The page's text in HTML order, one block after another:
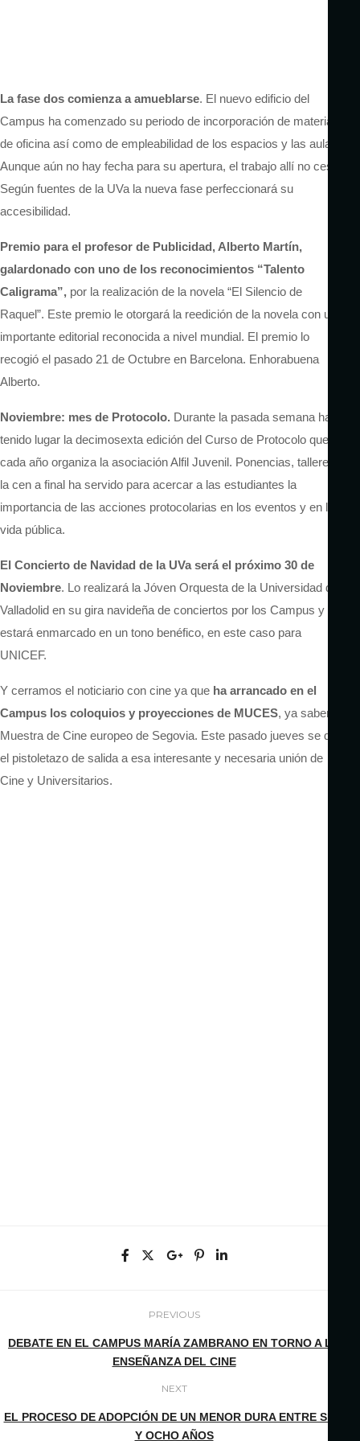
La fase dos comienza a amueblarse. El nuevo edificio del
Campus ha comenzado su periodo de incorporación de material
de oficina así como de empleabilidad de los espacios y las aulas.
Aunque aún no hay fecha para su apertura, el trabajo allí no cesa.
Según fuentes de la UVa la nueva fase perfeccionará su
accesibilidad.
Premio para el profesor de Publicidad, Alberto Martín,
galardonado con uno de los reconocimientos “Talento
Caligrama”, por la realización de la novela “El Silencio de
Raquel”. Este premio le otorgará la reedición de la novela con una
importante editorial reconocida a nivel mundial. El premio lo
recogió el pasado 21 de Octubre en Barcelona. Enhorabuena
Alberto.
Noviembre: mes de Protocolo. Durante la pasada semana ha
tenido lugar la decimosexta edición del Curso de Protocolo que
cada año organiza la asociación Alfil Juvenil. Ponencias, talleres y
la cen a final ha servido para acercar a las estudiantes la
importancia de las acciones protocolarias en los eventos y en la
vida pública.
El Concierto de Navidad de la UVa será el próximo 30 de
Noviembre. Lo realizará la Jóven Orquesta de la Universidad de
Valladolid en su gira navideña de conciertos por los Campus y
estará enmarcado en un tono benéfico, en este caso para
UNICEF.
Y cerramos el noticiario con cine ya que ha arrancado en el
Campus los coloquios y proyecciones de MUCES, ya saben, la
Muestra de Cine europeo de Segovia. Este pasado jueves se dio
el pistoletazo de salida a esa interesante y necesaria unión de
Cine y Universitarios.
PREVIOUS
DEBATE EN EL CAMPUS MARÍA ZAMBRANO EN TORNO A LA
ENSEÑANZA DEL CINE
NEXT
EL PROCESO DE ADOPCIÓN DE UN MENOR DURA ENTRE SEIS
Y OCHO AÑOS